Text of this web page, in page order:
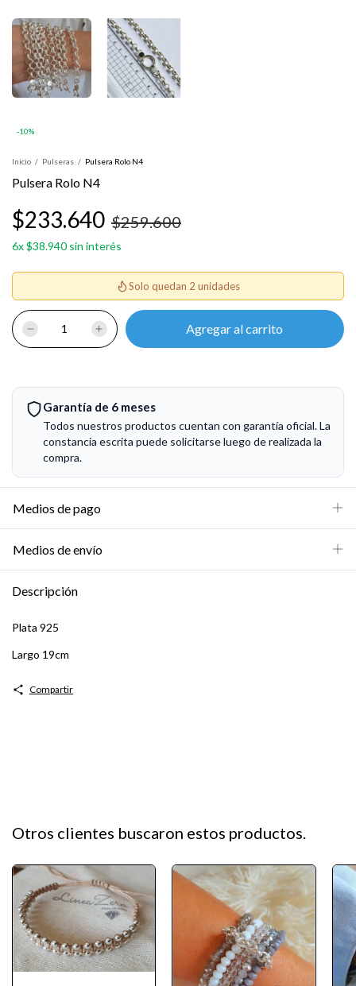
-10%
Inicio / Pulseras / Pulsera Rolo N4
Pulsera Rolo N4
$233.640 $259.600
6x$38.940 sin interés
Solo quedan 2 unidades
Garantía de 6 meses
Todos nuestros productos cuentan con garantía oficial. La
constancia escrita puede solicitarse luego de realizada la
compra.
Medios de pago
Medios de envío
Descripción
Plata 925
Largo 19cm
Compartir
Otros clientes buscaron estos productos.